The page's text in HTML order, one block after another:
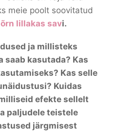
meie poolt soovitatud
õrn lillakas savi.
ja millisteks
saab kasutada? Kas
Kas selle
Kuidas
efekte sellelt
paljudele teistele
järgmisest